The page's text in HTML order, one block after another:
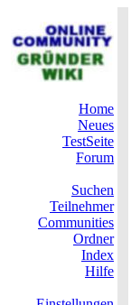
Home
Neues
TestSeite
Forum
Suchen
Teilnehmer
Communities
Ordner
Index
Hilfe